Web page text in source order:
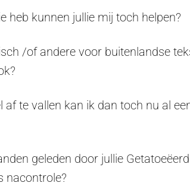
heb kunnen jullie mij toch helpen?
/of andere voor buitenlandse
af te vallen kan ik dan toch nu al
geleden door jullie
nacontrole?